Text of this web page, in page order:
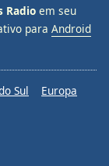
Radio em seu
para Android
Sul
Europa